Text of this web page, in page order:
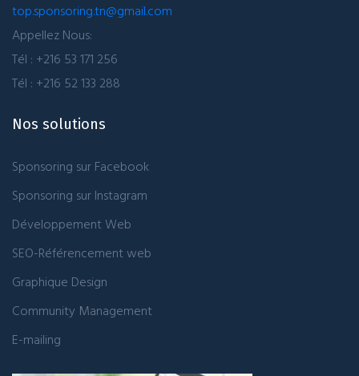
top.sponsoring.tn@gmail.com
Appellez Nous:
Tél : +216 53 171 256
Tél : +216 52 133 288
Nos solutions
Sponsoring sur Facebook
Sponsoring sur Instagram
Développement Web
SEO-Référencement web
Graphique Design
Community Management
E-mailing